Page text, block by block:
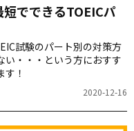
でできるTOEICパ
試験のパート別の対策方
い・・・という方におすす
！
2020-12-16